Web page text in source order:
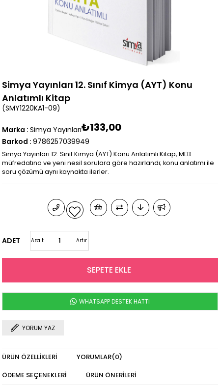
Simya Yayınları 12. Sınıf Kimya (AYT) Konu
Anlatımlı Kitap
(SMY1220KA1-09)
Marka : Simya Yayınları₺133,00
Barkod : 9786257039949
Simya Yayınları 12. Sınıf Kimya (AYT) Konu Anlatımlı Kitap, MEB
müfredatına ve yeni nesil sorulara göre hazırlandı; konu anlatımı ile
soru çözümü aynı kaynakta ilerler.
ADET Artır
Azalt
WHATSAPP DESTEK HATTI
YORUM YAZ
ÜRÜN ÖZELLIKLERI YORUMLAR(0)
ÖDEME SEÇENEKLERI
ÜRÜN ÖNERILERI